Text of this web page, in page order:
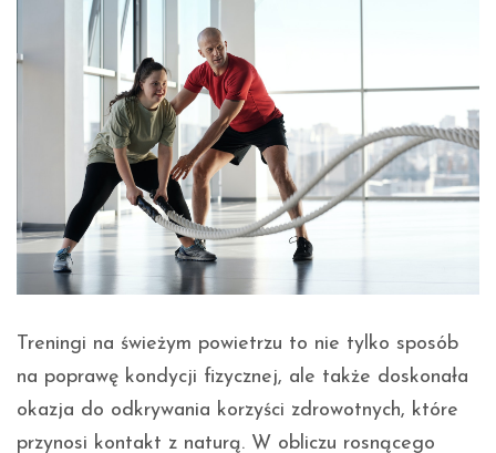
Treningi na świeżym powietrzu to nie tylko sposób
na poprawę kondycji fizycznej, ale także doskonała
okazja do odkrywania korzyści zdrowotnych, które
przynosi kontakt z naturą. W obliczu rosnącego